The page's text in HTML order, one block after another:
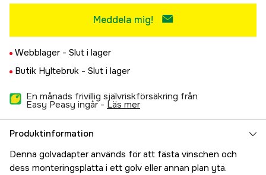
Meddela mig!
Webblager - Slut i lager
Butik Hyltebruk - Slut i lager
En månads frivillig självriskförsäkring från
Easy Peasy ingår - läs mer
Produktinformation
Denna golvadapter används för att fästa vinschen och
dess monteringsplatta i ett golv eller annan plan yta.